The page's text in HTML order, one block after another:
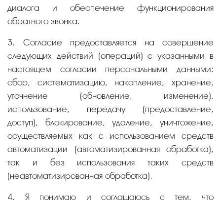
диалога и обеспечение функционирования
обратного звонка.
3. Согласие предоставляется на совершение
следующих действий (операций) с указанными в
настоящем согласии персональными данными:
сбор, систематизацию, накопление, хранение,
уточнение (обновление, изменение),
использование, передачу (предоставление,
доступ), блокирование, удаление, уничтожение,
осуществляемых как с использованием средств
автоматизации (автоматизированная обработка),
так и без использования таких средств
(неавтоматизированная обработка).
4. Я понимаю и соглашаюсь с тем, что